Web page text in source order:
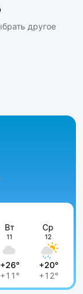
другое
Вт
11
+26°
+11°
Ср
12
+20°
+12°